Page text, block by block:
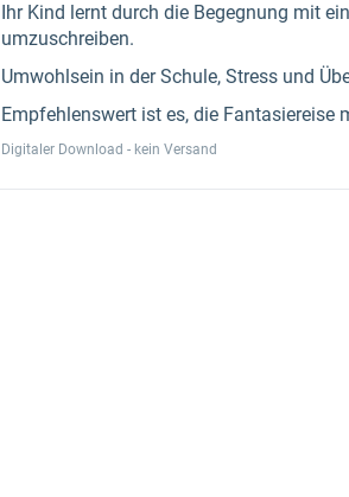
Ihr Kind lernt durch die Begegnung mit
umzuschreiben.
Umwohlsein in der Schule, Stress und
Empfehlenswert ist es, die Fantasiereise
Digitaler Download - kein Versand